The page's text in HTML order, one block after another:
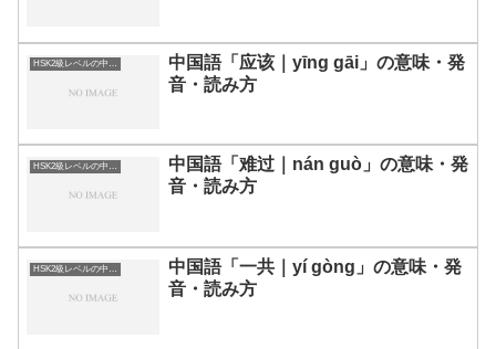
HSK2級レベルの中国語
中国語「应该｜yīng gāi」の意味・発
音・読み方
HSK2級レベルの中国語
中国語「难过｜nán guò」の意味・発
音・読み方
HSK2級レベルの中国語
中国語「一共｜yí gòng」の意味・発
音・読み方